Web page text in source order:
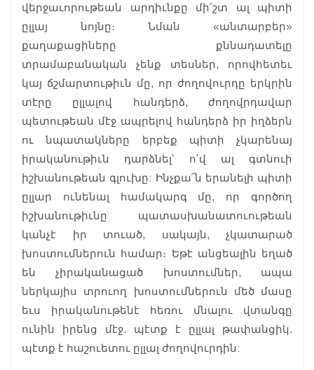
վերջաւորութեան արդիւնքը մի՛շտ ալ պիտի
ըլլայ նոյնը։ Նման «անտարբեր»
քաղաքացիները քննադատելը
տրամաբանական չենք տեսներ, որովհետեւ
կայ ճշմարտութիւն մը, որ ժողովուրդը երկրին
տէրը ըլլալով հանդերձ, ժողովրդավար
պետութեան մէջ ապրելով հանդերձ իր իղձերն
ու նպատակները երբեք պիտի չկարենայ
իրականութիւն դարձնել՝ ո՛վ ալ գտնուի
իշխանութեան գլուխը: Ինչքա՜ն երանելի պիտի
ըլլար ունենալ համակարգ մը, որ գործող
իշխանութիւնը պատասխանատուութեան
կանչէ իր տուած, սակայն, չկատարած
խոստումներուն համար։ Եթէ անցեալին եղած
են չիրականացած խոստումներ, ապա
ներկայիս տրուող խոստումներուն մեծ մասը
եւս իրականութենէ հեռու մնալու վտանգը
ունին իրենց մէջ. պէտք է ըլլալ թափանցիկ.
պէտք է հաշուետու ըլլալ ժողովուրդին: